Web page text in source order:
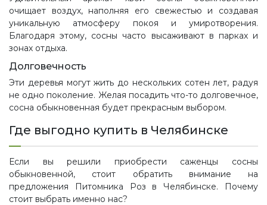
очищает воздух, наполняя его свежестью и создавая
уникальную атмосферу покоя и умиротворения.
Благодаря этому, сосны часто высаживают в парках и
зонах отдыха.
Долговечность
Эти деревья могут жить до нескольких сотен лет, радуя
не одно поколение. Желая посадить что-то долговечное,
сосна обыкновенная будет прекрасным выбором.
Где выгодно купить в Челябинске
Если вы решили приобрести саженцы сосны
обыкновенной, стоит обратить внимание на
предложения Питомника Роз в Челябинске. Почему
стоит выбрать именно нас?